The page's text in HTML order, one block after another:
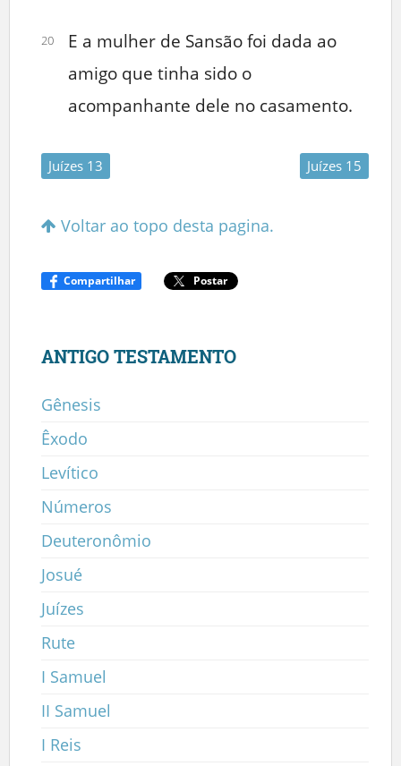
20
E a mulher de Sansão foi dada ao
amigo que tinha sido o
acompanhante dele no casamento.
Juízes 13 Juízes 15
Voltar ao topo desta pagina.
Compartilhar Postar
ANTIGO TESTAMENTO
Gênesis
Êxodo
Levítico
Números
Deuteronômio
Josué
Juízes
Rute
I Samuel
II Samuel
I Reis